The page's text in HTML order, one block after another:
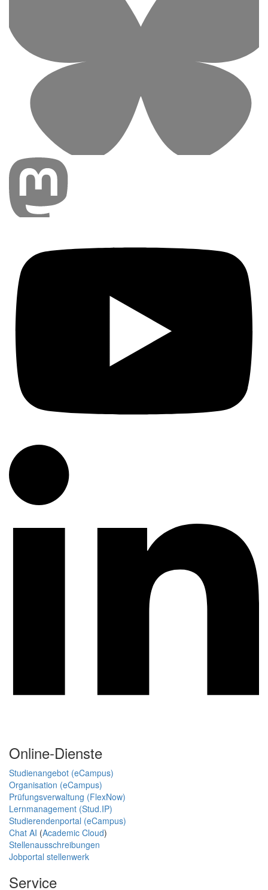
Online-Dienste
Studienangebot (eCampus)
Organisation (eCampus)
Prüfungsverwaltung (FlexNow)
Lernmanagement (Stud.IP)
Studierendenportal (eCampus)
Chat AI (Academic Cloud)
Stellenausschreibungen
Jobportal stellenwerk
Service